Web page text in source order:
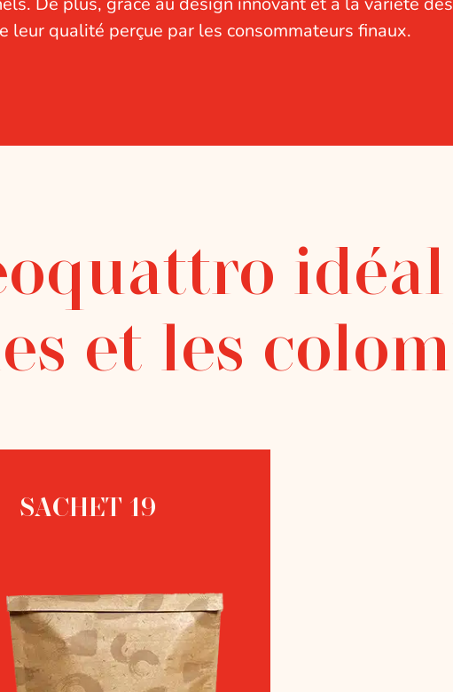
leur qualité perçue par les consommateurs finaux.
et les
SACHET 19